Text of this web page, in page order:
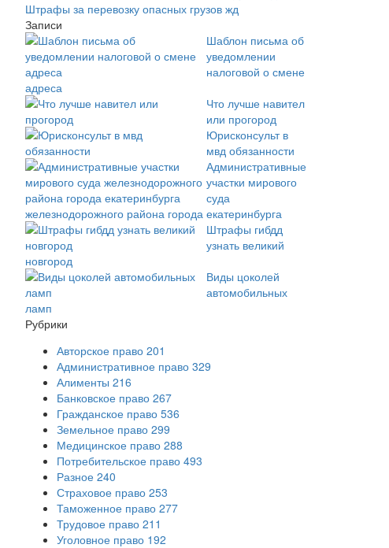
Штрафы за перевозку опасных грузов жд
Записи
Шаблон письма об
уведомлении
налоговой о смене
адреса
Что лучше навител
или прогород
Юрисконсульт в
мвд обязанности
Административные
участки мирового
суда
железнодорожного района города екатеринбурга
Штрафы гибдд
узнать великий
новгород
Виды цоколей
автомобильных
ламп
Рубрики
Авторское право 201
Административное право 329
Алименты 216
Банковское право 267
Гражданское право 536
Земельное право 299
Медицинское право 288
Потребительское право 493
Разное 240
Страховое право 253
Таможенное право 277
Трудовое право 211
Уголовное право 192